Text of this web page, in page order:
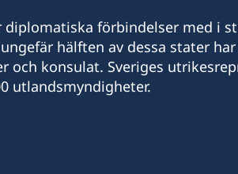
diplomatiska förbindelser med i
hälften av dessa stater har
och konsulat. Sveriges
utlandsmyndigheter.